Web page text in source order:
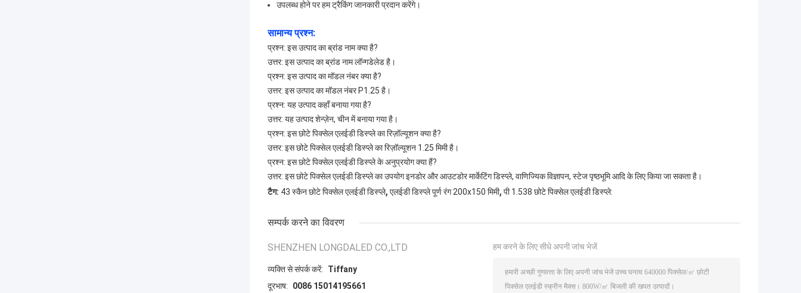
उपलब्ध होने पर हम ट्रैकिंग जानकारी प्रदान करेंगे।
सामान्य प्रश्न:
प्रश्न: इस उत्पाद का ब्रांड नाम क्या है?
उत्तर: इस उत्पाद का ब्रांड नाम लॉन्गडेलेड है।
प्रश्न: इस उत्पाद का मॉडल नंबर क्या है?
उत्तर: इस उत्पाद का मॉडल नंबर P1.25 है।
प्रश्न: यह उत्पाद कहाँ बनाया गया है?
उत्तर: यह उत्पाद शेन्ज़ेन, चीन में बनाया गया है।
प्रश्न: इस छोटे पिक्सेल एलईडी डिस्प्ले का रिज़ॉल्यूशन क्या है?
उत्तर: इस छोटे पिक्सेल एलईडी डिस्प्ले का रिज़ॉल्यूशन 1.25 मिमी है।
प्रश्न: इस छोटे पिक्सेल एलईडी डिस्प्ले के अनुप्रयोग क्या हैं?
उत्तर: इस छोटे पिक्सेल एलईडी डिस्प्ले का उपयोग इनडोर और आउटडोर मार्केटिंग डिस्प्ले, वाणिज्यिक विज्ञापन, स्टेज पृष्ठभूमि आदि के लिए किया जा सकता है।
टैग: 43 स्कैन छोटे पिक्सेल एलईडी डिस्प्ले, एलईडी डिस्प्ले पूर्ण रंग 200x150 मिमी, पी 1.538 छोटे पिक्सेल एलईडी डिस्प्ले:
सम्पर्क करने का विवरण
SHENZHEN LONGDALED CO.,LTD
व्यक्ति से संपर्क करें:
Tiffany
दूरभाष:
0086 15014195661
हम करने के लिए सीधे अपनी जांच भेजें